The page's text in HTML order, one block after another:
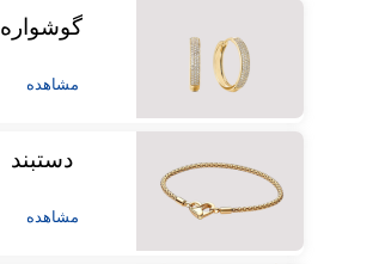
گوشواره
مشاهده
دستبند
مشاهده